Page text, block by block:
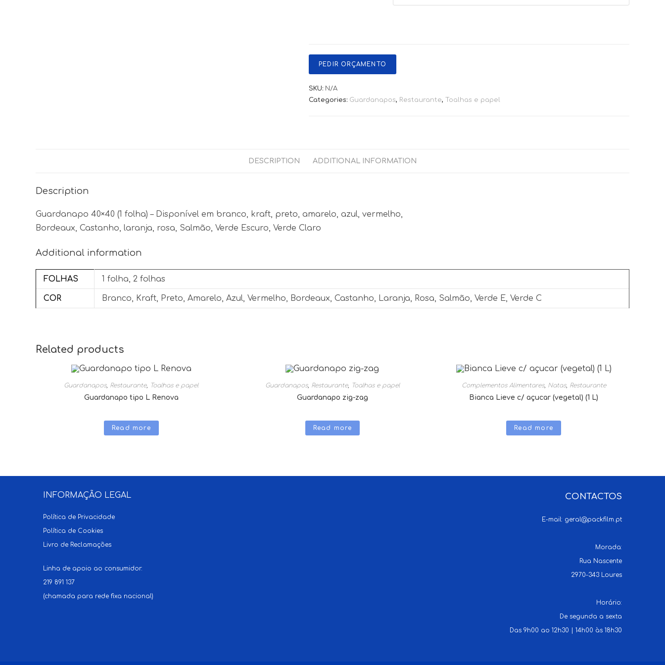
PEDIR ORÇAMENTO
SKU: N/A
Categories: Guardanapos, Restaurante, Toalhas e papel
DESCRIPTION ADDITIONAL INFORMATION
Description
Guardanapo 40×40 (1 folha) – Disponível em branco, kraft, preto, amarelo, azul, vermelho,
Bordeaux, Castanho, laranja, rosa, Salmão, Verde Escuro, Verde Claro
Additional information
FOLHAS 1 folha, 2 folhas
COR Branco, Kraft, Preto, Amarelo, Azul, Vermelho, Bordeaux, Castanho, Laranja, Rosa, Salmão, Verde E, Verde C
Related products
Guardanapos, Restaurante, Toalhas e papel
Guardanapo tipo L Renova
Read more
Guardanapos, Restaurante, Toalhas e papel
Guardanapo zig-zag
Read more
Complementos Alimentares, Natas, Restaurante
Bianca Lieve c/ açucar (vegetal) (1 L)
Read more
INFORMAÇÃO LEGAL
Política de Privacidade
Política de Cookies
Livro de Reclamações
Linha de apoio ao consumidor:
219 891 137
(chamada para rede fixa nacional)
CONTACTOS
E-mail: geral@packfilm.pt
Morada:
Rua Nascente
2970-343 Loures
Horário:
De segunda a sexta
Das 9h00 ao 12h30 | 14h00 às 18h30